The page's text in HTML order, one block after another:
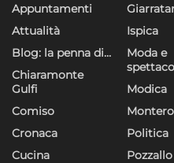
Appuntamenti
Attualità
Blog: la penna di…
Chiaramonte
Gulfi
Comiso
Cronaca
Cucina
Ispica
Moda e
Modica
Politica
Pozzallo